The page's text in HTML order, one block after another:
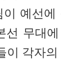
예선
선 무대
이 각자